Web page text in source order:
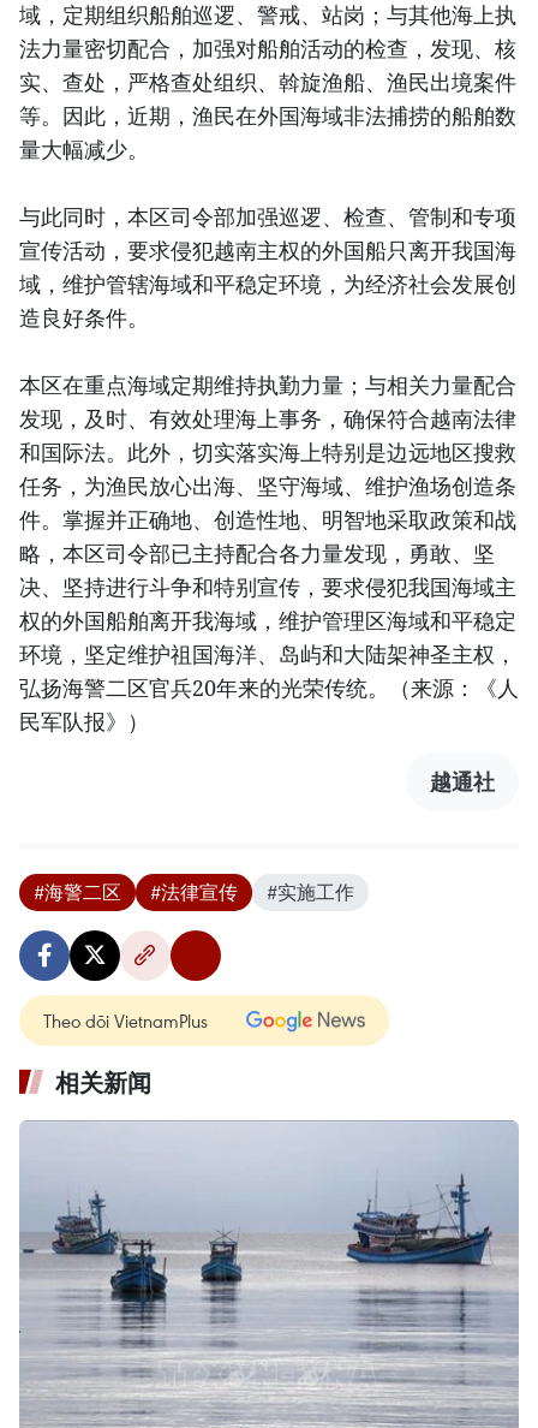
域，定期组织船舶巡逻、警戒、站岗；与其他海上执
法力量密切配合，加强对船舶活动的检查，发现、核
实、查处，严格查处组织、斡旋渔船、渔民出境案件
等。因此，近期，渔民在外国海域非法捕捞的船舶数
量大幅减少。
与此同时，本区司令部加强巡逻、检查、管制和专项
宣传活动，要求侵犯越南主权的外国船只离开我国海
域，维护管辖海域和平稳定环境，为经济社会发展创
造良好条件。
本区在重点海域定期维持执勤力量；与相关力量配合
发现，及时、有效处理海上事务，确保符合越南法律
和国际法。此外，切实落实海上特别是边远地区搜救
任务，为渔民放心出海、坚守海域、维护渔场创造条
件。掌握并正确地、创造性地、明智地采取政策和战
略，本区司令部已主持配合各力量发现，勇敢、坚
决、坚持进行斗争和特别宣传，要求侵犯我国海域主
权的外国船舶离开我海域，维护管理区海域和平稳定
环境，坚定维护祖国海洋、岛屿和大陆架神圣主权，
弘扬海警二区官兵20年来的光荣传统。（来源：《人
民军队报》）
越通社
#海警二区 #法律宣传 #实施工作
Theo dõi VietnamPlus
相关新闻